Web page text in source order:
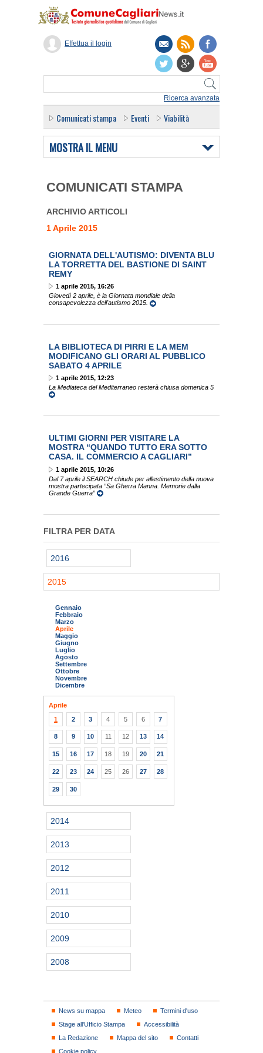
Ricerca avanzata
Effettua il login
Comunicati stampa Eventi Viabilità
MOSTRA IL MENU
COMUNICATI STAMPA
ARCHIVIO ARTICOLI
1 Aprile 2015
GIORNATA DELL'AUTISMO: DIVENTA BLU
LA TORRETTA DEL BASTIONE DI SAINT
REMY
1 aprile 2015, 16:26
Giovedì 2 aprile, è la Giornata mondiale della
consapevolezza dell'autismo 2015.
LA BIBLIOTECA DI PIRRI E LA MEM
MODIFICANO GLI ORARI AL PUBBLICO
SABATO 4 APRILE
1 aprile 2015, 12:23
La Mediateca del Mediterraneo resterà chiusa domenica 5
ULTIMI GIORNI PER VISITARE LA
MOSTRA “QUANDO TUTTO ERA SOTTO
CASA. IL COMMERCIO A CAGLIARI”
1 aprile 2015, 10:26
Dal 7 aprile il SEARCH chiude per allestimento della nuova
mostra partecipata “Sa Gherra Manna. Memorie dalla
Grande Guerra”
FILTRA PER DATA
2016
2015
Gennaio
Febbraio
Marzo
Aprile
Maggio
Giugno
Luglio
Agosto
Settembre
Ottobre
Novembre
Dicembre
Aprile
1
2 3 4 5 6 7
8 9 10 11 12 13 14
15 16 17 18 19 20 21
22 23 24 25 26 27 28
29 30
2014
2013
2012
2011
2010
2009
2008
News su mappa Meteo
Termini d'uso
Stage all'Ufficio Stampa
Accessibilità
La Redazione
Mappa del sito
Contatti
Cookie policy